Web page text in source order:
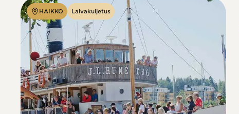
HAIKKO Laivakuljetus